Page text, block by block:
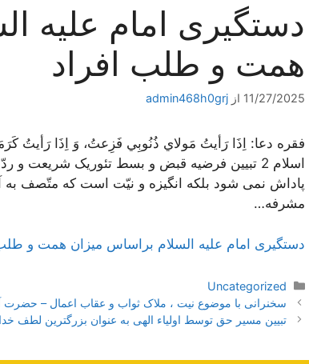
دستگیری امام علیه
همت و طلب افراد
11/27/2025 از admin468h0grj
مشرفه…
دستگیری امام علیه السلام براساس میزان همت و
دسته‌ها
Uncategorized
ناوبری
نوشته‌ها
سخنرانی با موضوع نیت ، ملاک ثواب و عقاب اعمال – حضرت
تبیین مسیر حق توسط اولیاء الهی به عنوان بزرگترین لطف